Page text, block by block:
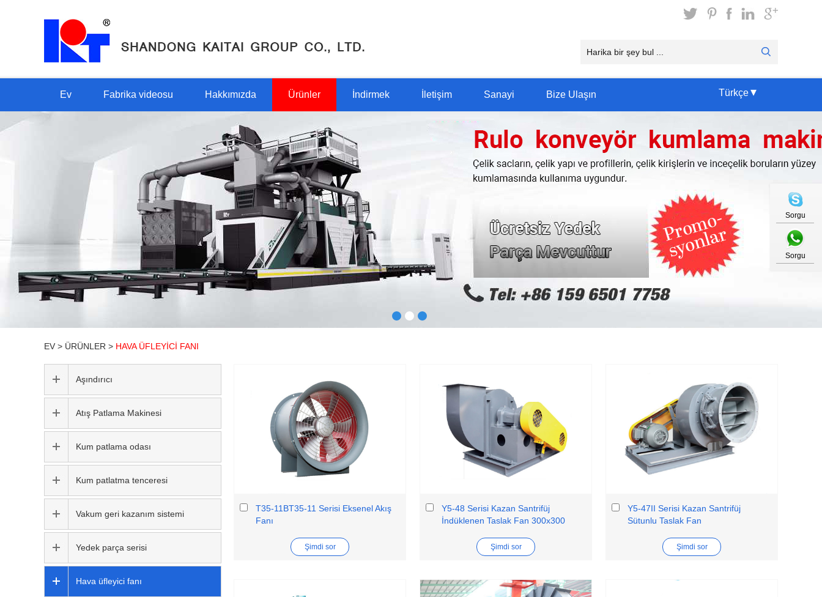
Ev Fabrika videosu Hakkımızda Ürünler İndirmek İletişim Sanayi Bize Ulaşın Türkçe▾
EV > ÜRÜNLER > HAVA ÜFLEYICI FANI
T35-11BT35-11 Serisi Eksenel Akış
Fanı
Şimdi sor
Y5-48 Serisi Kazan Santrifüj
İndüklenen Taslak Fan 300x300
Şimdi sor
Y5-47II Serisi Kazan Santrifüj
Sütunlu Taslak Fan
Şimdi sor
Aşındırıcı
Atış Patlama Makinesi
Kum patlama odası
Kum patlatma tenceresi
Vakum geri kazanım sistemi
Yedek parça serisi
Hava üfleyici fanı
Sorgu
Sorgu